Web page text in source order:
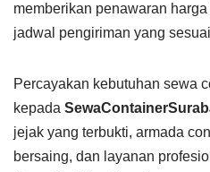
memberikan penawaran
jadwal pengiriman yang
Percayakan kebutuhan sewa
kepada
jejak yang terbukti, armada
bersaing, dan layanan